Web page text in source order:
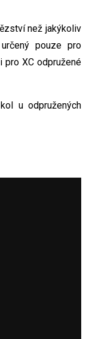
než jakýkoliv
pouze pro
pro XC odpružené
u odpružených